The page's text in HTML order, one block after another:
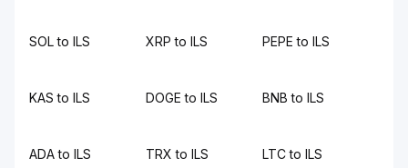
SOL to ILS XRP to ILS PEPE to ILS
KAS to ILS DOGE to ILS BNB to ILS
ADA to ILS TRX to ILS LTC to ILS